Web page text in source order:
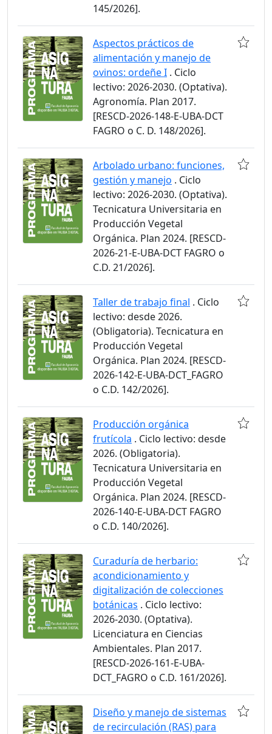
145/2026].
Aspectos prácticos de
alimentación y manejo de
ovinos: ordeñe I . Ciclo
lectivo: 2026-2030. (Optativa).
Agronomía. Plan 2017.
[RESCD-2026-148-E-UBA-DCT
FAGRO o C. D. 148/2026].
Arbolado urbano: funciones,
gestión y manejo . Ciclo
lectivo: 2026-2030. (Optativa).
Tecnicatura Universitaria en
Producción Vegetal
Orgánica. Plan 2024. [RESCD-
2026-21-E-UBA-DCT FAGRO o
C.D. 21/2026].
Taller de trabajo final . Ciclo
lectivo: desde 2026.
(Obligatoria). Tecnicatura en
Producción Vegetal
Orgánica. Plan 2024. [RESCD-
2026-142-E-UBA-DCT_FAGRO
o C.D. 142/2026].
Producción orgánica
frutícola . Ciclo lectivo: desde
2026. (Obligatoria).
Tecnicatura Universitaria en
Producción Vegetal
Orgánica. Plan 2024. [RESCD-
2026-140-E-UBA-DCT FAGRO
o C.D. 140/2026].
Curaduría de herbario:
acondicionamiento y
digitalización de colecciones
botánicas . Ciclo lectivo:
2026-2030. (Optativa).
Licenciatura en Ciencias
Ambientales. Plan 2017.
[RESCD-2026-161-E-UBA-
DCT_FAGRO o C.D. 161/2026].
Diseño y manejo de sistemas
de recirculación (RAS) para